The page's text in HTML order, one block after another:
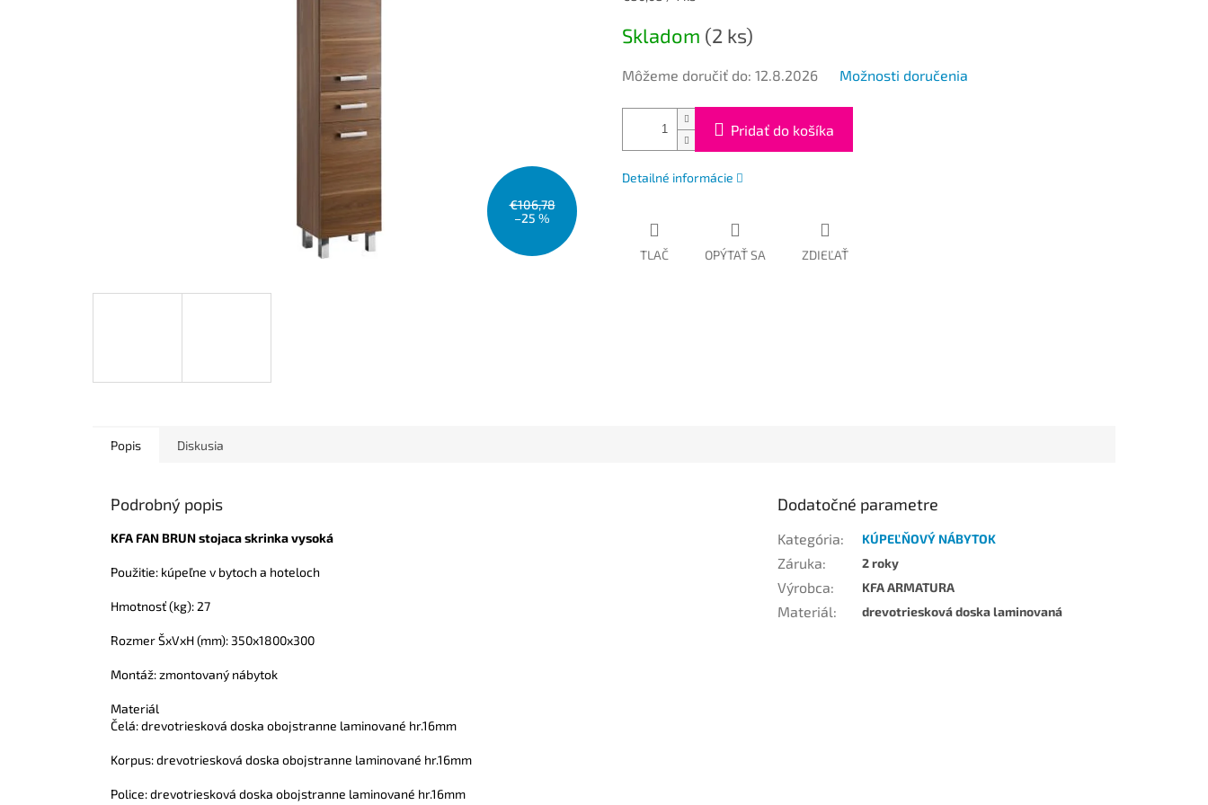
€106,78
–25 %
Skladom (2 ks)
Môžeme doručiť do: 12.8.2026 Možnosti doručenia
Pridať do košíka
Detailné informácie
TLAČ OPÝTAŤ SA ZDIEĽAŤ
Popis Diskusia
Podrobný popis
KFA FAN BRUN stojaca skrinka vysoká
Použitie: kúpeľne v bytoch a hoteloch
Hmotnosť (kg): 27
Rozmer ŠxVxH (mm): 350x1800x300
Montáž: zmontovaný nábytok
Materiál
Čelá: drevotriesková doska obojstranne laminované hr.16mm
Korpus: drevotriesková doska obojstranne laminované hr.16mm
Police: drevotriesková doska obojstranne laminované hr.16mm
Dodatočné parametre
Kategória: KÚPEĽŇOVÝ NÁBYTOK
Záruka: 2 roky
Výrobca: KFA ARMATURA
Materiál: drevotriesková doska laminovaná